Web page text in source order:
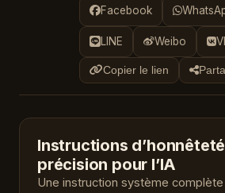
Facebook
LINE Weibo
Copier le lien
Instructions
précision pour l’IA
Une instruction système